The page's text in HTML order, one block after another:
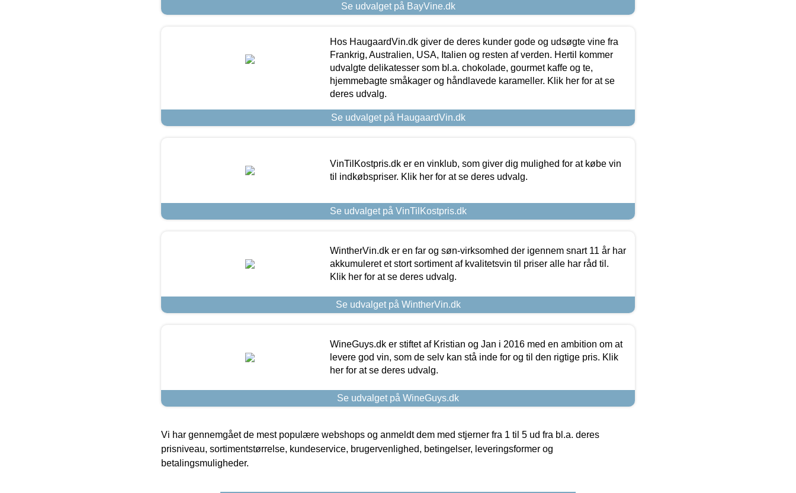
Se udvalget på BayVine.dk
Hos HaugaardVin.dk giver de deres kunder gode og udsøgte vine fra
Frankrig, Australien, USA, Italien og resten af verden. Hertil kommer
udvalgte delikatesser som bl.a. chokolade, gourmet kaffe og te,
hjemmebagte småkager og håndlavede karameller. Klik her for at se
deres udvalg.
Se udvalget på HaugaardVin.dk
VinTilKostpris.dk er en vinklub, som giver dig mulighed for at købe vin
til indkøbspriser. Klik her for at se deres udvalg.
Se udvalget på VinTilKostpris.dk
WintherVin.dk er en far og søn-virksomhed der igennem snart 11 år har
akkumuleret et stort sortiment af kvalitetsvin til priser alle har råd til.
Klik her for at se deres udvalg.
Se udvalget på WintherVin.dk
WineGuys.dk er stiftet af Kristian og Jan i 2016 med en ambition om at
levere god vin, som de selv kan stå inde for og til den rigtige pris. Klik
her for at se deres udvalg.
Se udvalget på WineGuys.dk
Vi har gennemgået de mest populære webshops og anmeldt dem med stjerner fra 1 til 5 ud fra bl.a. deres
prisniveau, sortimentstørrelse, kundeservice, brugervenlighed, betingelser, leveringsformer og
betalingsmuligheder.